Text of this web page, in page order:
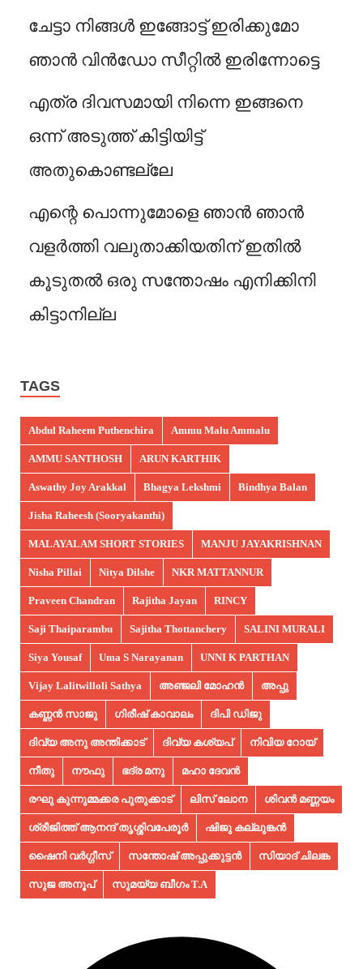
ചേട്ടാ നിങ്ങൾ ഇങ്ങോട്ട് ഇരിക്കുമോ
ഞാൻ വിൻഡോ സീറ്റിൽ ഇരിന്നോട്ടെ
എത്ര ദിവസമായി നിന്നെ ഇങ്ങനെ
ഒന്ന് അടുത്ത് കിട്ടിയിട്ട്
അതുകൊണ്ടല്ലേ
എന്റെ പൊന്നുമോളെ ഞാൻ ഞാൻ
വളർത്തി വലുതാക്കിയതിന് ഇതിൽ
കൂടുതൽ ഒരു സന്തോഷം എനിക്കിനി
കിട്ടാനില്ല
TAGS
Abdul Raheem Puthenchira Ammu Malu Ammalu
AMMU SANTHOSH ARUN KARTHIK
Aswathy Joy Arakkal Bhagya Lekshmi Bindhya Balan
Jisha Raheesh (Sooryakanthi)
MALAYALAM SHORT STORIES MANJU JAYAKRISHNAN
Nisha Pillai Nitya Dilshe NKR MATTANNUR
Praveen Chandran Rajitha Jayan RINCY
Saji Thaiparambu Sajitha Thottanchery SALINI MURALI
Siya Yousaf Uma S Narayanan UNNI K PARTHAN
Vijay Lalitwilloli Sathya അഞ്ജലി മോഹൻ അപ്പു
കണ്ണൻ സാജു ഗിരീഷ് കാവാലം ദിപി ഡിജു
ദിവ്യ അനു അന്തിക്കാട് ദിവ്യ കശ്യപ് നിവിയ റോയ്
നീതു നൗഫു ഭദ്ര മനു മഹാ ദേവൻ
രഘു കുന്നുമ്മക്കര പുതുക്കാട് ലിസ് ലോന ശിവൻ മണ്ണയം
ശ്രീജിത്ത് ആനന്ദ് തൃശ്ശിവപേരൂർ ഷിജു കല്ലുങ്കൻ
ഷൈനി വർഗ്ഗീസ് സന്തോഷ് അപ്പുക്കുട്ടൻ സിയാദ് ചിലങ്ക
സുജ അനൂപ്‌ സുമയ്യ ബീഗം T.A